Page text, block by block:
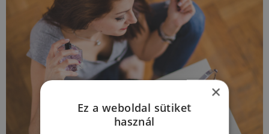
×
Ez a weboldal sütiket
használ